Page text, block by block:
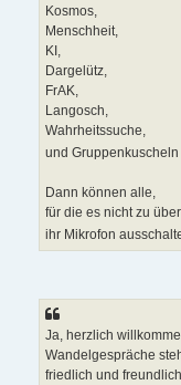
Kosmos,
Menschheit,
KI,
Dargelütz,
FrAK,
Langosch,
Wahrheitssuche,
und
Dann können alle,
für die es nicht zu
ihr Mikrofon
Ja, herzlich
Wandelgespräche
friedlich und